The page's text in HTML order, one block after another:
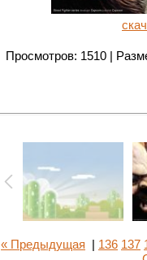
Просмотров: 1510 |
« Предыдущая 136 137